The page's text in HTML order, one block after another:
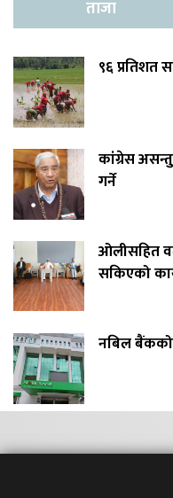
ताजा
९६ प्रतिशत
कांग्रेस
गर्ने
ओलीसहित
सकिएको
नबिल बैंकको